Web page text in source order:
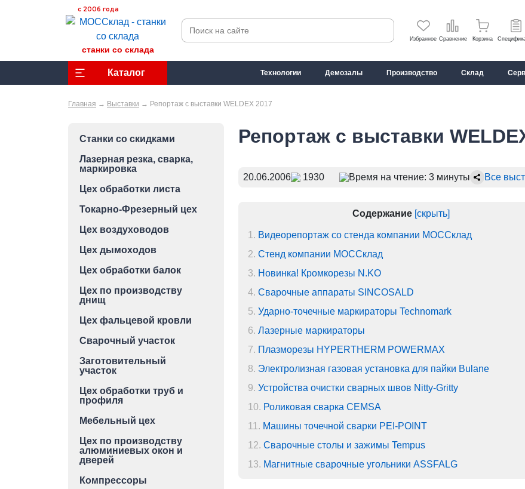
с 2006 года
станки со склада
Избранное Сравнение Корзина
Каталог Технологии Демозалы Производство Склад
Главная → Выставки → Репортаж с выставки WELDEX 2017
Станки со скидками
Лазерная резка, сварка,
маркировка
Цех обработки листа
Токарно-Фрезерный цех
Цех воздуховодов
Цех дымоходов
Цех обработки балок
Цех по производству
днищ
Цех фальцевой кровли
Сварочный участок
Заготовительный
участок
Цех обработки труб и
профиля
Мебельный цех
Цех по производству
алюминиевых окон и
дверей
Компрессоры
Репортаж с выставки
20.06.2006 1930 Время на чтение: 3 минуты Все
Содержание [скрыть]
1. Видеорепортаж со стенда компании МОССклад
2. Стенд компании МОССклад
3. Новинка! Кромкорезы N.KO
4. Сварочные аппараты SINCOSALD
5. Ударно-точечные маркираторы Technomark
6. Лазерные маркираторы
7. Плазморезы HYPERTHERM POWERMAX
8. Электролизная газовая установка для пайки Bulane
9. Устройства очистки сварных швов Nitty-Gritty
10. Роликовая сварка CEMSA
11. Машины точечной сварки PEI-POINT
12. Сварочные столы и зажимы Tempus
13. Магнитные сварочные угольники ASSFALG